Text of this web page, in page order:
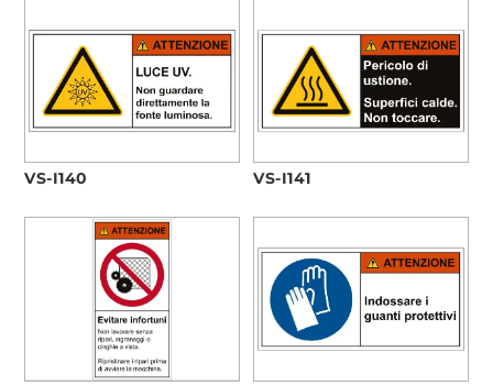
VS-I140 VS-I141